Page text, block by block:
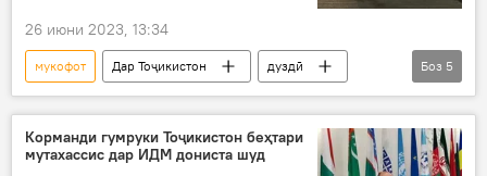
26 июни 2023, 13:34
мукофот Дар Тоҷикистон
дуздӣ
одамрабоӣ
ВКД
тасдиқ
Рӯйдод, ҷиноят ва ҳолатҳои фавқулода
Боз 5
Корманди гумруки Тоҷикистон беҳтари
мутахассис дар ИДМ дониста шуд